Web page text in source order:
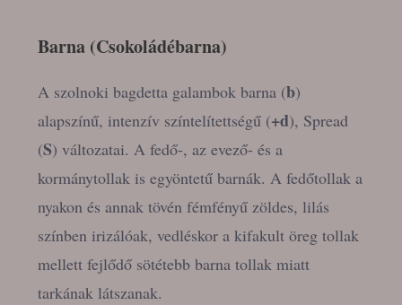
Barna (Csokoládébarna)
A szolnoki bagdetta galambok barna (b)
alapszínű, intenzív színtelítettségű (+d), Spread
(S) változatai. A fedő-, az evező- és a
kormánytollak is egyöntetű barnák. A fedőtollak a
nyakon és annak tövén fémfényű zöldes, lilás
színben irizálóak, vedléskor a kifakult öreg tollak
mellett fejlődő sötétebb barna tollak miatt
tarkának látszanak.